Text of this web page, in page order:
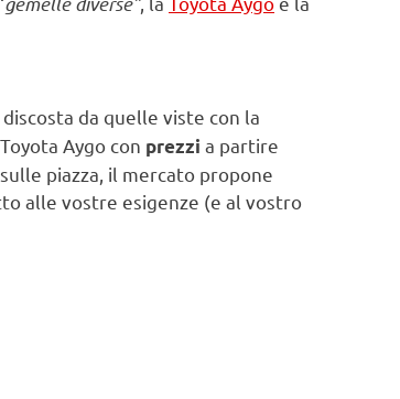
da quelle viste con la
Aygo con prezzi a partire
piazza, il mercato propone
alle vostre esigenze (e al vostro